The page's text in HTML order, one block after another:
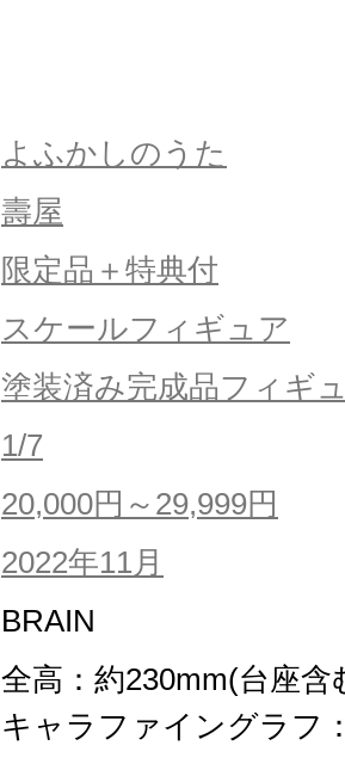
よふかしのうた
壽屋
限定品＋特典付
スケールフィギュア
塗装済み完成品フィギ
1/7
20,000円～29,999円
2022年11月
BRAIN
全高：約230mm(台座含
キャラファイングラフ